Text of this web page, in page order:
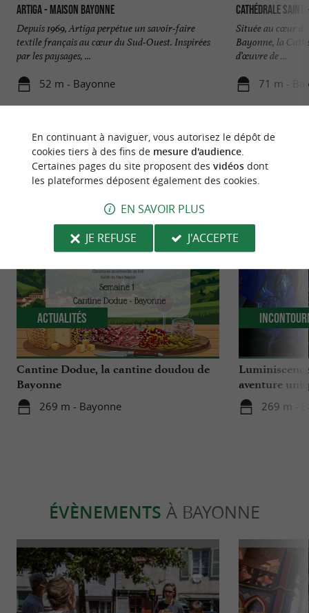
Artiga - Maison Bayonne
Depuis 1969, Artiga perpétue un savoir-faire
textile français au cœur du Sud-Ouest. Inspirées
par les paysages, ...
52 m - Bayonne
Cathédrale
Située au cœur
Bayonne, la
d’œuvre de ...
71 m -
NOUS AVONS TESTÉPOUR VOUS
Cantine Dodue, la cantine doudou de
Bayonne
269 m - Bayonne
Actualités
aventure
cathédrale
269 m -
ÉVÈNEMENTS À BAYONNE
En continuant à naviguer, vous autorisez le dépôt de
cookies tiers à des fins de mesure d'audience.
Certaines pages du site proposent des vidéosdont
les plateformes déposent également des cookies.
EN SAVOIR PLUS
JE REFUSE
J'ACCEPTE